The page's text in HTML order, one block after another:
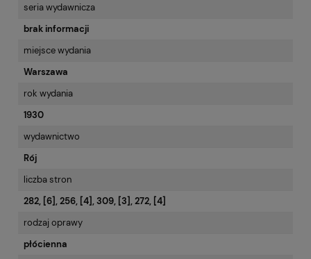
seria wydawnicza
brak informacji
miejsce wydania
Warszawa
rok wydania
1930
wydawnictwo
Rój
liczba stron
282, [6], 256, [4], 309, [3], 272, [4]
rodzaj oprawy
płócienna